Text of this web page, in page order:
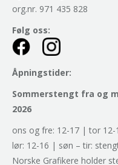
org.nr. 971 435 828
Følg oss:
Åpningstider:
Sommerstengt fra og
2026
ons og fre: 12-17 | tor 12-
lør: 12-16 | søn – tir:
Norske Grafikere holder